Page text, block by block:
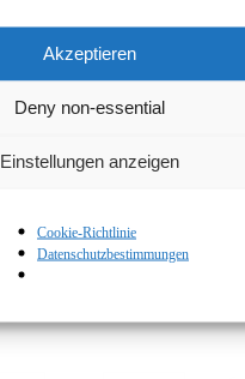
Akzeptieren
Deny non-essential
Einstellungen anzeigen
Cookie-Richtlinie
Datenschutzbestimmungen